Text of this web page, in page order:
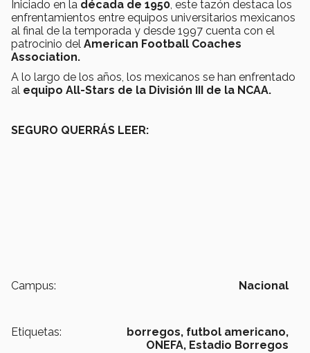
Iniciado en la década de 1950, este tazón destaca los
enfrentamientos entre equipos universitarios mexicanos
al final de la temporada y desde 1997 cuenta con el
patrocinio del American Football Coaches
Association.
A lo largo de los años, los mexicanos se han enfrentado
al equipo All-Stars de la División III de la NCAA.
SEGURO QUERRÁS LEER:
Campus: Nacional
Etiquetas: borregos, futbol americano,
ONEFA, Estadio Borregos